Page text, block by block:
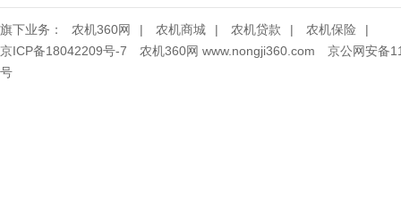
旗下业务： 农机360网 | 农机商城 | 农机贷款 | 农机保险
|
京ICP备18042209号-7 农机360网 www.nongji360.com 京公网安备
号